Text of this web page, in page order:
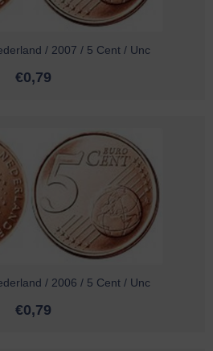
/ 2007 / 5 Cent / Unc
€0,79
/ 2006 / 5 Cent / Unc
€0,79